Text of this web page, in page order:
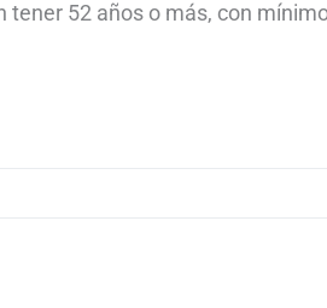
tener 52 años o más, con